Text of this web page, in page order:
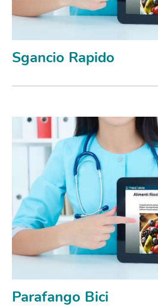
Sgancio Rapido
Parafango Bici